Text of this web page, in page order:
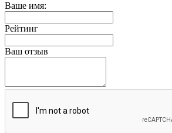
Ваше имя:
Рейтинг
Ваш отзыв